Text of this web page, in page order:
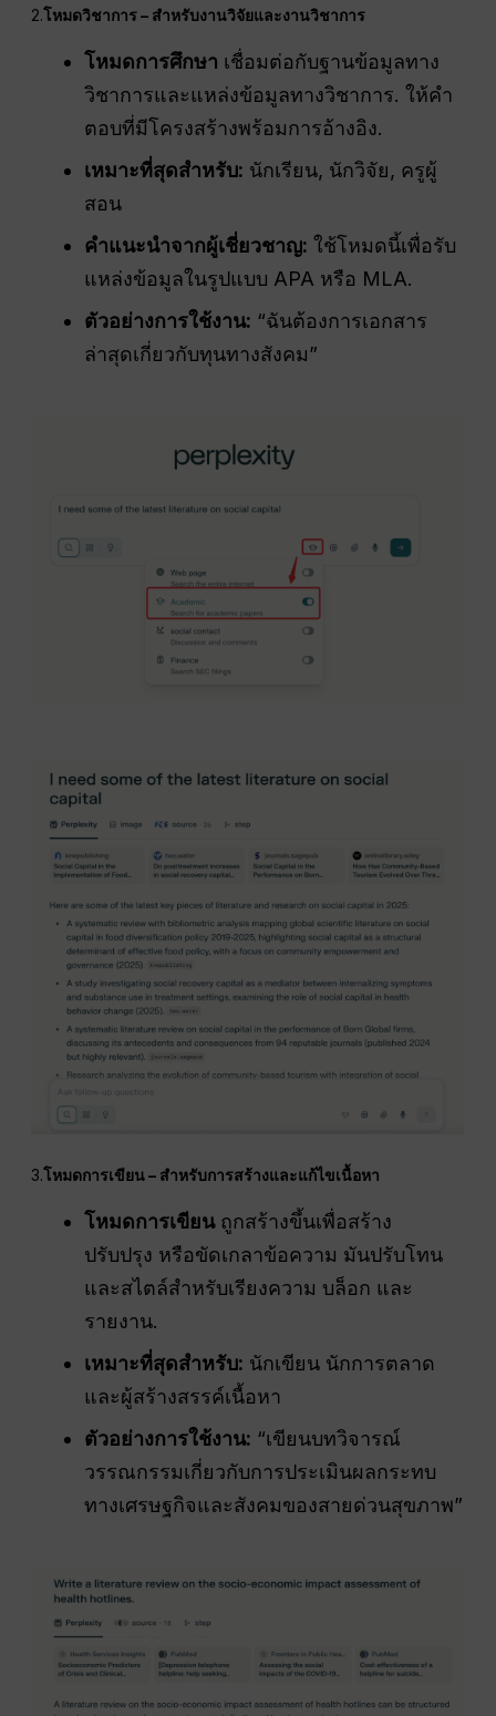
2.โหมดวิชาการ – สำหรับงานวิจัยและงานวิชาการ
โหมดการศึกษา เชื่อมต่อกับฐานข้อมูลทาง
วิชาการและแหล่งข้อมูลทางวิชาการ. ให้คำ
ตอบที่มีโครงสร้างพร้อมการอ้างอิง.
เหมาะที่สุดสำหรับ: นักเรียน, นักวิจัย, ครูผู้
สอน
คำแนะนำจากผู้เชี่ยวชาญ: ใช้โหมดนี้เพื่อรับ
แหล่งข้อมูลในรูปแบบ APA หรือ MLA.
ตัวอย่างการใช้งาน: “ฉันต้องการเอกสาร
ล่าสุดเกี่ยวกับทุนทางสังคม”
3.โหมดการเขียน – สำหรับการสร้างและแก้ไขเนื้อหา
โหมดการเขียนถูกสร้างขึ้นเพื่อสร้าง
ปรับปรุง หรือขัดเกลาข้อความ มันปรับโทน
และสไตล์สำหรับเรียงความ บล็อก และ
รายงาน.
เหมาะที่สุดสำหรับ: นักเขียน นักการตลาด
และผู้สร้างสรรค์เนื้อหา
ตัวอย่างการใช้งาน: “เขียนบทวิจารณ์
วรรณกรรมเกี่ยวกับการประเมินผลกระทบ
ทางเศรษฐกิจและสังคมของสายด่วนสุขภาพ”